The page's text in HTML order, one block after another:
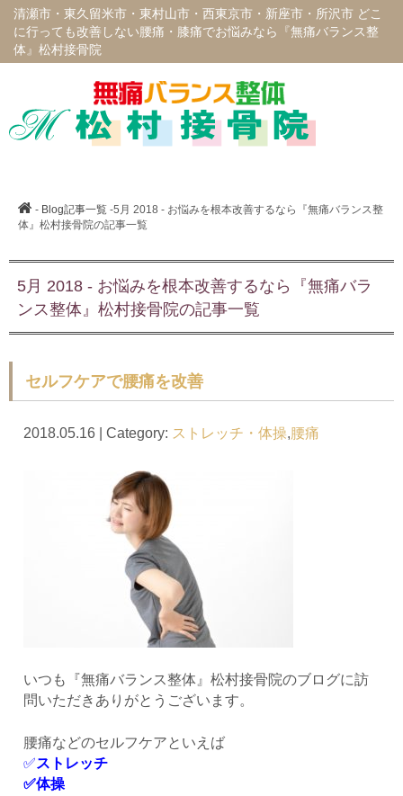
清瀬市・東久留米市・東村山市・西東京市・新座市・所沢市 どこ
に行っても改善しない腰痛・膝痛でお悩みなら『無痛バランス整
体』松村接骨院
- Blog記事一覧 -5月 2018 - お悩みを根本改善するなら『無痛バランス整
体』松村接骨院の記事一覧
5月 2018 - お悩みを根本改善するなら『無痛バラ
ンス整体』松村接骨院の記事一覧
セルフケアで腰痛を改善
2018.05.16 | Category: ストレッチ・体操,腰痛
いつも『無痛バランス整体』松村接骨院のブログに訪
問いただきありがとうございます。
腰痛などのセルフケアといえば
✅ストレッチ
✅体操